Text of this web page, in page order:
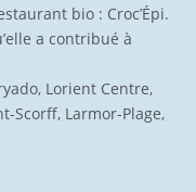
bio : Croc’Épi.
a contribué à
Lorient Centre,
Scorff, Larmor-Plage,